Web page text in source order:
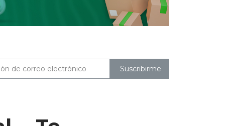
Suscribirme